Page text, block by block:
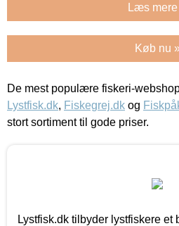
Læs
Køb nu
De mest populære fiskeri-
Lystfisk.dk, Fiskegrej.dk og
stort sortiment til gode priser.
Lystfisk.dk tilbyder lystfiskere et